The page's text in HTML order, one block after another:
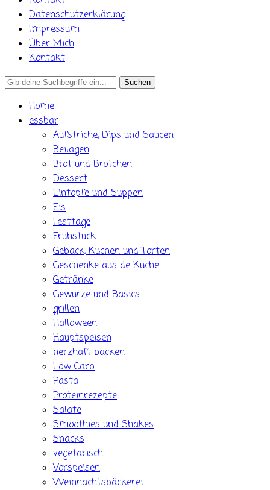
Datenschutzerklärung
Impressum
Über Mich
Kontakt
Search
Home
essbar
Aufstriche, Dips und Saucen
Beilagen
Brot und Brötchen
Dessert
Eintöpfe und Suppen
Eis
Festtage
Frühstück
Gebäck, Kuchen und Torten
Geschenke aus de Küche
Getränke
Gewürze und Basics
grillen
Halloween
Hauptspeisen
herzhaft backen
Low Carb
Pasta
Proteinrezepte
Salate
Smoothies und Shakes
Snacks
vegetarisch
Vorspeisen
Weihnachtsbäckerei